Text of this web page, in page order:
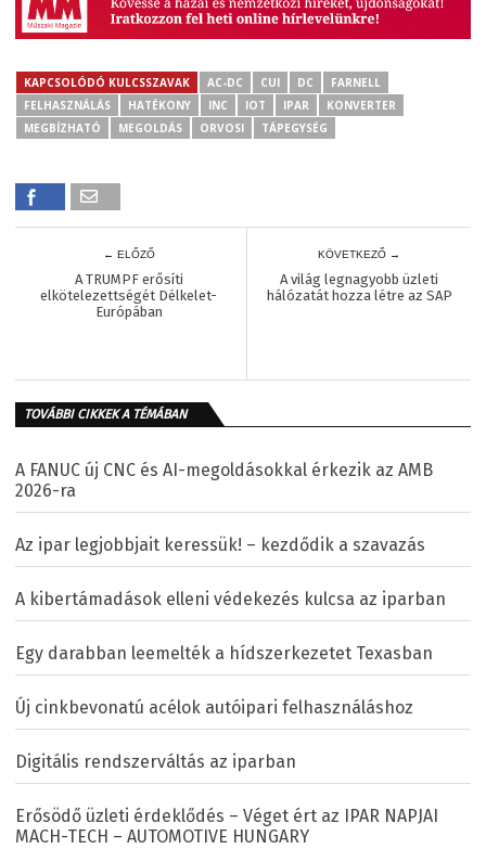
KAPCSOLÓDÓ KULCSSZAVAK AC-DC CUI DC
FARNELL
FELHASZNÁLÁS
HATÉKONY INC IOT IPAR
KONVERTER
MEGBÍZHATÓ
MEGOLDÁS ORVOSI TÁPEGYSÉG
← ELŐZŐ
A TRUMPF erősíti
elkötelezettségét Délkelet-
Európában
KÖVETKEZŐ →
A világ legnagyobb üzleti
hálózatát hozza létre az SAP
TOVÁBBI CIKKEK A TÉMÁBAN
A FANUC új CNC és AI-megoldásokkal érkezik az AMB
2026-ra
Az ipar legjobbjait keressük! – kezdődik a szavazás
A kibertámadások elleni védekezés kulcsa az iparban
Egy darabban leemelték a hídszerkezetet Texasban
Új cinkbevonatú acélok autóipari felhasználáshoz
Digitális rendszerváltás az iparban
Erősödő üzleti érdeklődés – Véget ért az IPAR NAPJAI
MACH-TECH – AUTOMOTIVE HUNGARY